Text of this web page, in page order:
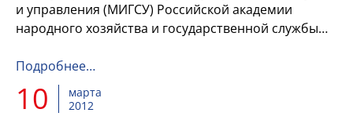
и управления (МИГСУ) Российской академии
народного хозяйства и государственной службы
образовательные програ...
Подробнее…
10
марта
2012